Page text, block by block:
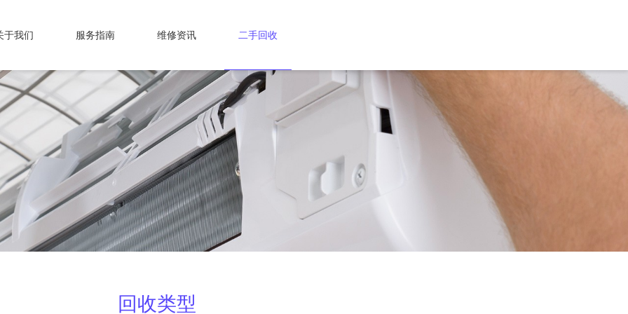
于我们 服务指南 维修资讯 二手回收
回收类型